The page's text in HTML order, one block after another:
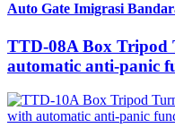
Auto Gate Imigrasi
TTD-08A Box Tripod
automatic anti-panic